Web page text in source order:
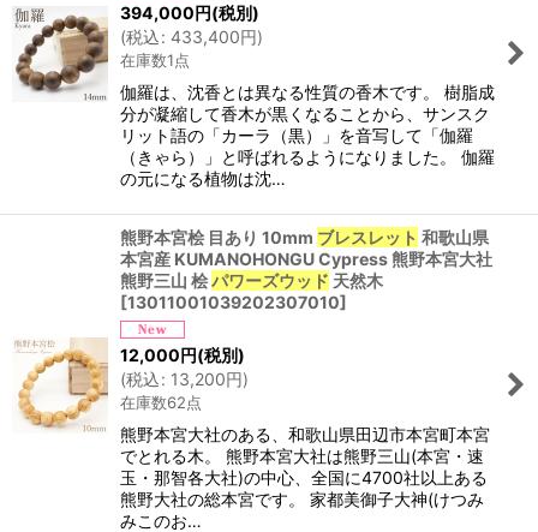
394,000円(税別)
(税込: 433,400円)
在庫数1点
伽羅は、沈香とは異なる性質の香木です。 樹脂成
分が凝縮して香木が黒くなることから、サンスク
リット語の「カーラ（黒）」を音写して「伽羅
（きゃら）」と呼ばれるようになりました。 伽羅
の元になる植物は沈…
熊野本宮桧 目あり 10mm ブレスレット 和歌山県
本宮産 KUMANOHONGU Cypress 熊野本宮大社
熊野三山 桧パワーズウッド 天然木
[13011001039202307010]
12,000円(税別)
(税込: 13,200円)
在庫数62点
熊野本宮大社のある、和歌山県田辺市本宮町本宮
でとれる木。 熊野本宮大社は熊野三山(本宮・速
玉・那智各大社)の中心、全国に4700社以上ある
熊野大社の総本宮です。 家都美御子大神(けつみ
みこのお…